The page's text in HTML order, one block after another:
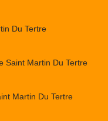
Du Tertre
Saint Martin Du Tertre
Martin Du Tertre